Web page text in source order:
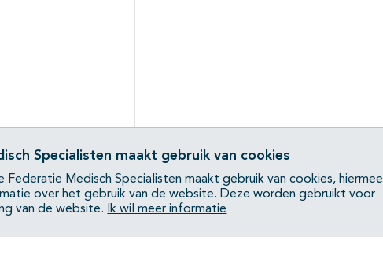
Specialisten maakt gebruik van cookies
Federatie Medisch Specialisten maakt gebruik van cookies, hiermee
over het gebruik van de website. Deze worden gebruikt voor
van de website.
Ik wil meer informatie